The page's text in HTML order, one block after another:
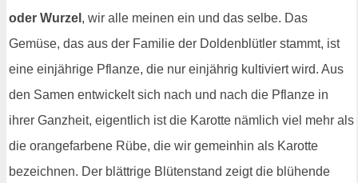
oder Wurzel , wir alle meinen ein und das selbe. Das
Gemüse, das aus der Familie der Doldenblütler stammt, ist
eine einjährige Pflanze, die nur einjährig kultiviert wird. Aus
den Samen entwickelt sich nach und nach die Pflanze in
ihrer Ganzheit, eigentlich ist die Karotte nämlich viel mehr als
die orangefarbene Rübe, die wir gemeinhin als Karotte
bezeichnen. Der blättrige Blütenstand zeigt die blühende